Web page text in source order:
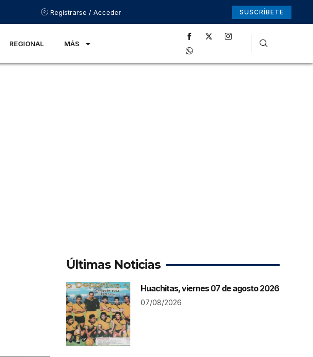
Registrarse / Acceder SUSCRÍBETE
REGIONAL MÁS
Últimas Noticias
Huachitas, viernes 07 de agosto 2026
07/08/2026